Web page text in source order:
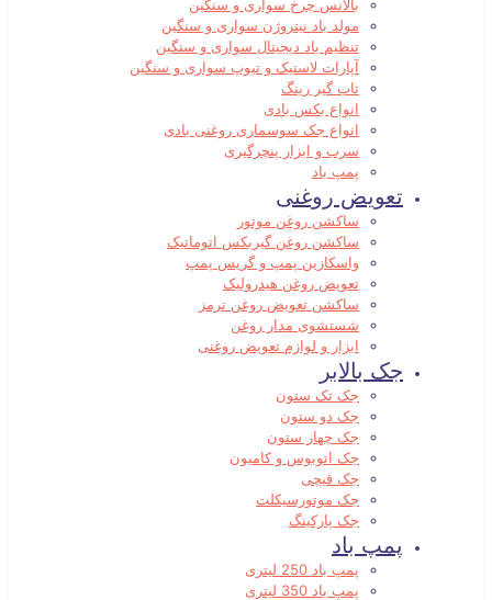
بالانس چرخ سواری و سنگین
مولد باد نیتروژن سواری و سنگین
تنظیم باد دیجیتال سواری و سنگین
آپارات لاستیک و تیوپ سواری و سنگین
تاب گیر رینگ
انواع بکس بادی
انواع جک سوسماری روغنی بادی
سرب و ابزار پنچرگیری
پمپ باد
تعویض روغنی
ساکشن روغن موتور
ساکشن روغن گیربکس اتوماتیک
واسکازین پمپ و گریس پمپ
تعویض روغن هیدرولیک
ساکشن تعویض روغن ترمز
شستشوی مدار روغن
ابزار و لوازم تعویض روغنی
جک بالابر
جک تک ستون
جک دو ستون
جک چهار ستون
جک اتوبوس و کامیون
جک قیچی
جک موتورسیکلت
جک پارکینگ
پمپ باد
پمپ باد 250 لیتری
پمپ باد 350 لیتری